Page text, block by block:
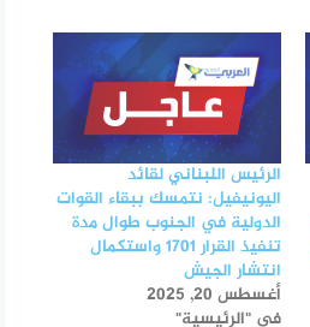
الرئيس اللبناني لقائد
اليونيفيل: نتمسك ببقاء القوات
الدولية في الجنوب طوال مدة
تنفيذ القرار 1701 واستكمال
انتشار الجيش
أغسطس 20, 2025
في "الرئيسية"